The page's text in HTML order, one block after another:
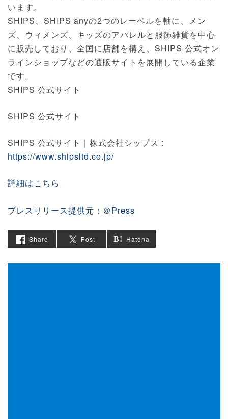
います。
SHIPS、SHIPS anyの2つのレーベルを軸に、メン
ズ、ウィメンズ、キッズのアパレルと服飾雑貨を中心
に販売しており、全国に店舗を構え、SHIPS 公式オン
ラインショップなどの通販サイトを展開している企業
です。
SHIPS 公式サイト
SHIPS 公式サイト
SHIPS 公式サイト｜株式会社シップス :
https://www.shipsltd.co.jp/
詳細はこちら
プレスリリース提供元：＠Press
Share Post Hatena